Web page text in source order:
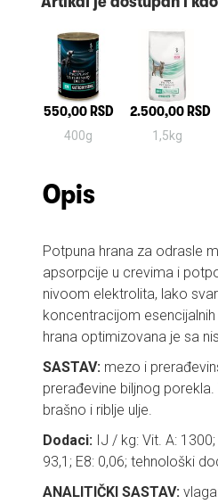
550,00 RSD
400g
2.500,00 RSD
1,5kg
Opis
Potpuna hrana za odrasle
apsorpcije u crevima i
nivoom elektrolita, lako
koncentracijom
hrana optimizovana je sa
SASTAV: mezo i
prerađevine biljnog
brašno i riblje ulje.
Dodaci: IJ / kg: Vit. A: 1300;
93,1; E8: 0,06; tehnološki
ANALITIČKI SASTAV: